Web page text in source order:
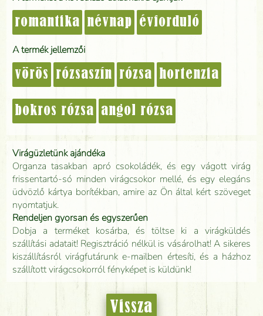
romantika névnap évforduló
A termék jellemzői
vörös rózsaszín rózsa hortenzia
bokros rózsa angol rózsa
Virágüzletünk ajándéka
Organza tasakban apró csokoládék, és egy vágott virág
frissentartó-só minden virágcsokor mellé, és egy elegáns
üdvözlő kártya borítékban, amire az Ön által kért szöveget
nyomtatjuk.
Rendeljen gyorsan és egyszerűen
Dobja a terméket kosárba, és töltse ki a virágküldés
szállítási adatait! Regisztráció nélkül is vásárolhat! A sikeres
kiszállításról virágfutárunk e-mailben értesíti, és a házhoz
szállított virágcsokorról fényképet is küldünk!
Vissza